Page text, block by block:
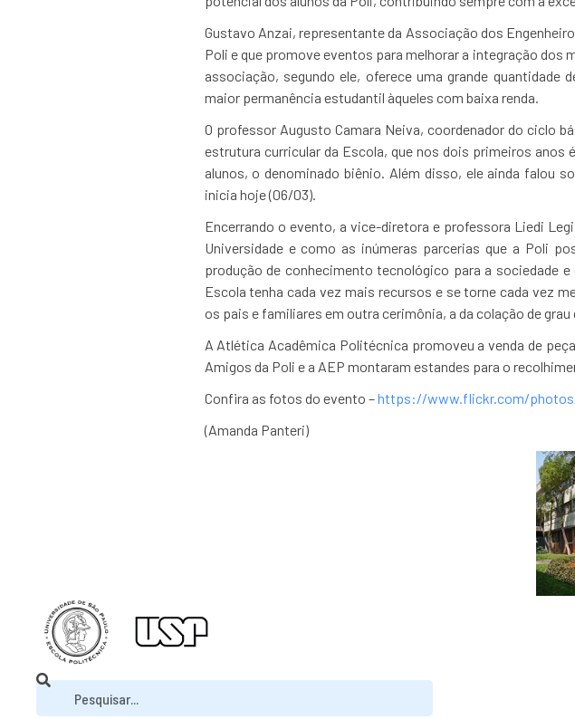
Gustavo Anzai, representante da Associação dos
Poli e que promove eventos para melhorar a integração dos
associação, segundo ele, oferece uma grande
maior permanência estudantil àqueles com baixa renda.
O professor Augusto Camara Neiva, coordenador do ciclo
estrutura curricular da Escola, que nos dois primeiros
alunos, o denominado biênio. Além disso, ele ainda falou
inicia hoje (06/03).
Encerrando o evento, a vice-diretora e professora Liedi
Universidade e como as inúmeras parcerias que a Poli
produção de conhecimento tecnológico para a sociedade
Escola tenha cada vez mais recursos e se torne cada vez
os pais e familiares em outra cerimônia, a da colação de grau
A Atlética Acadêmica Politécnica promoveu a venda de
Amigos da Poli e a AEP montaram estandes para o
Confira as fotos do evento –https://www.flickr.com/photos/
(Amanda Panteri)